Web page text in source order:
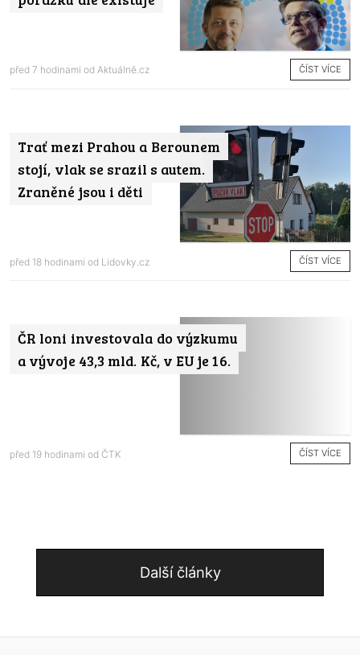
před 7 hodinami od Aktuálně.cz ČÍST VÍCE
Trať mezi Prahou a Berounem
stojí, vlak se srazil s autem.
Zraněné jsou i děti
před 18 hodinami od Lidovky.cz ČÍST VÍCE
ČR loni investovala do výzkumu
a vývoje 43,3 mld. Kč, v EU je 16.
před 19 hodinami od ČTK ČÍST VÍCE
Další články